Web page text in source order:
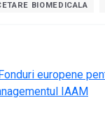
BIOMEDICALA